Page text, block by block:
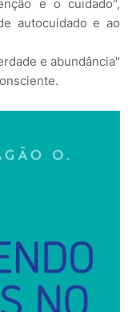
e o cuidado",
autocuidado e ao
e abundância"